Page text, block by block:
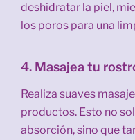
deshidratar la piel,
los poros para una
4. Masajea tu
Realiza suaves
productos. Esto no
absorción, sino que